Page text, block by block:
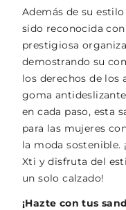
Además de su
sido reconocida
prestigiosa
demostrando su
los derechos de los
goma
en cada paso, esta
para las mujeres
la moda sostenible.
Xti y disfruta del
un solo calzado!
¡Hazte con tus